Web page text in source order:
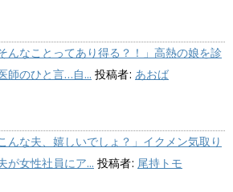
そんなことってあり得る？！」高熱の娘を診
師のひと言…自... 投稿者: あおば
こんな夫、嬉しいでしょ？」イクメン気取り
が女性社員にア... 投稿者: 尾持トモ